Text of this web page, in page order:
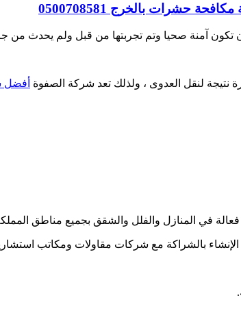
حشرات بالخرج 0500708581
آمنة صحيا وتم تجربتها من قبل ولم يحدث من
لنقل العدوى ، ولذلك تعد شركة الصفوة أفضل
في المنازل والفلل والشقق بجميع مناطق
بالشراكة مع شركات مقاولات ومكاتب